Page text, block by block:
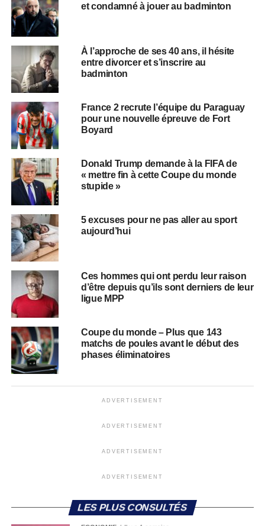
et condamné à jouer au badminton
À l’approche de ses 40 ans, il hésite
entre divorcer et s’inscrire au
badminton
France 2 recrute l’équipe du Paraguay
pour une nouvelle épreuve de Fort
Boyard
Donald Trump demande à la FIFA de
« mettre fin à cette Coupe du monde
stupide »
5 excuses pour ne pas aller au sport
aujourd’hui
Ces hommes qui ont perdu leur raison
d’être depuis qu’ils sont derniers de leur
ligue MPP
Coupe du monde – Plus que 143
matchs de poules avant le début des
phases éliminatoires
ADVERTISEMENT
ADVERTISEMENT
ADVERTISEMENT
ADVERTISEMENT
LES PLUS CONSULTÉS